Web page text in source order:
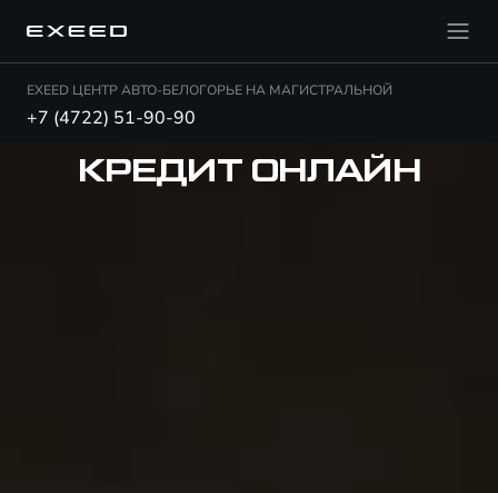
EXEED ЦЕНТР АВТО-БЕЛОГОРЬЕ НА МАГИСТРАЛЬНОЙ
+7 (4722) 51-90-90
КРЕДИТ ОНЛАЙН